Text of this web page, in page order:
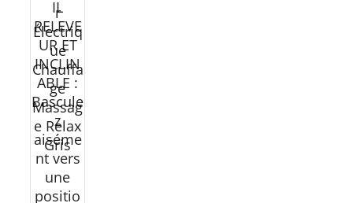
r
Électriq
ue
Chauffa
ge
Massag
e Relax
Gris
IL
RELEVE
UR ET
INCLIN
ABLE :
Bascule
z
aiséme
nt vers
une
positio